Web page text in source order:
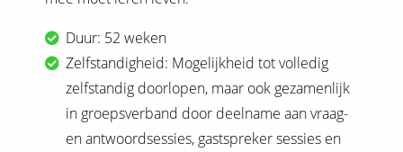
Duur: 52 weken
Zelfstandigheid: Mogelijkheid tot volledig
zelfstandig doorlopen, maar ook gezamenlijk
in groepsverband door deelname aan vraag-
en antwoordsessies, gastspreker sessies en